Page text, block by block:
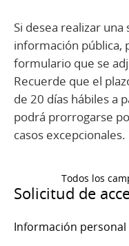
Si desea realizar una
información pública,
formulario que se
Recuerde que el
de 20 días hábiles a
podrá prorrogarse
casos excepcionales.
Todos los
Solicitud de
Información personal